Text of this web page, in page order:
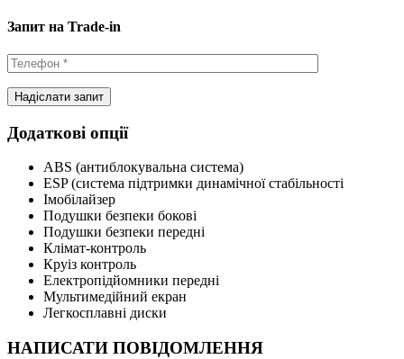
Запит на Trade-in
Додаткові опції
ABS (антиблокувальна система)
ESP (система підтримки динамічної стабільності
Імобілайзер
Подушки безпеки бокові
Подушки безпеки передні
Клімат-контроль
Круіз контроль
Електропідйомники передні
Мультимедійний екран
Легкосплавні диски
НАПИСАТИ ПОВІДОМЛЕННЯ